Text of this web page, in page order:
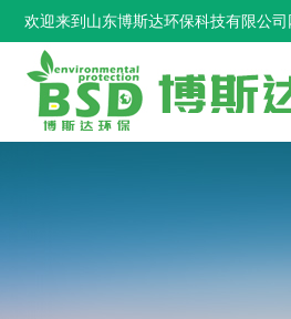
欢迎来到山东博斯达环保科技有限公司